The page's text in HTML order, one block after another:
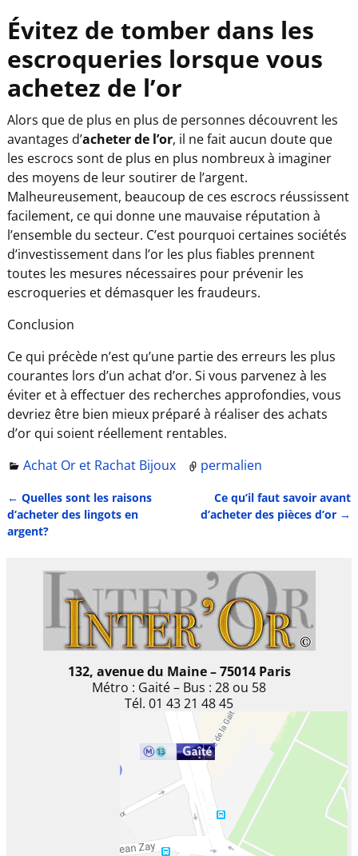
Évitez de tomber dans les
escroqueries lorsque vous
achetez de l’or
Alors que de plus en plus de personnes découvrent les
avantages d’acheter de l’or, il ne fait aucun doute que
les escrocs sont de plus en plus nombreux à imaginer
des moyens de leur soutirer de l’argent.
Malheureusement, beaucoup de ces escrocs réussissent
facilement, ce qui donne une mauvaise réputation à
l’ensemble du secteur. C’est pourquoi certaines sociétés
d’investissement dans l’or les plus fiables prennent
toutes les mesures nécessaires pour prévenir les
escroqueries et démasquer les fraudeurs.
Conclusion
Ce qui précède n’est qu’une partie des erreurs les plus
courantes lors d’un achat d’or. Si vous parvenez à les
éviter et à effectuer des recherches approfondies, vous
devriez être bien mieux préparé à réaliser des achats
d’or qui soient réellement rentables.
Achat Or et Rachat Bijoux
permalien
Navigation des articles
← Quelles sont les raisons
d’acheter des lingots en
argent?
Ce qu’il faut savoir avant
d’acheter des pièces d’or →
132, avenue du Maine – 75014 Paris
Métro : Gaité – Bus : 28 ou 58
Tél. 01 43 21 48 45